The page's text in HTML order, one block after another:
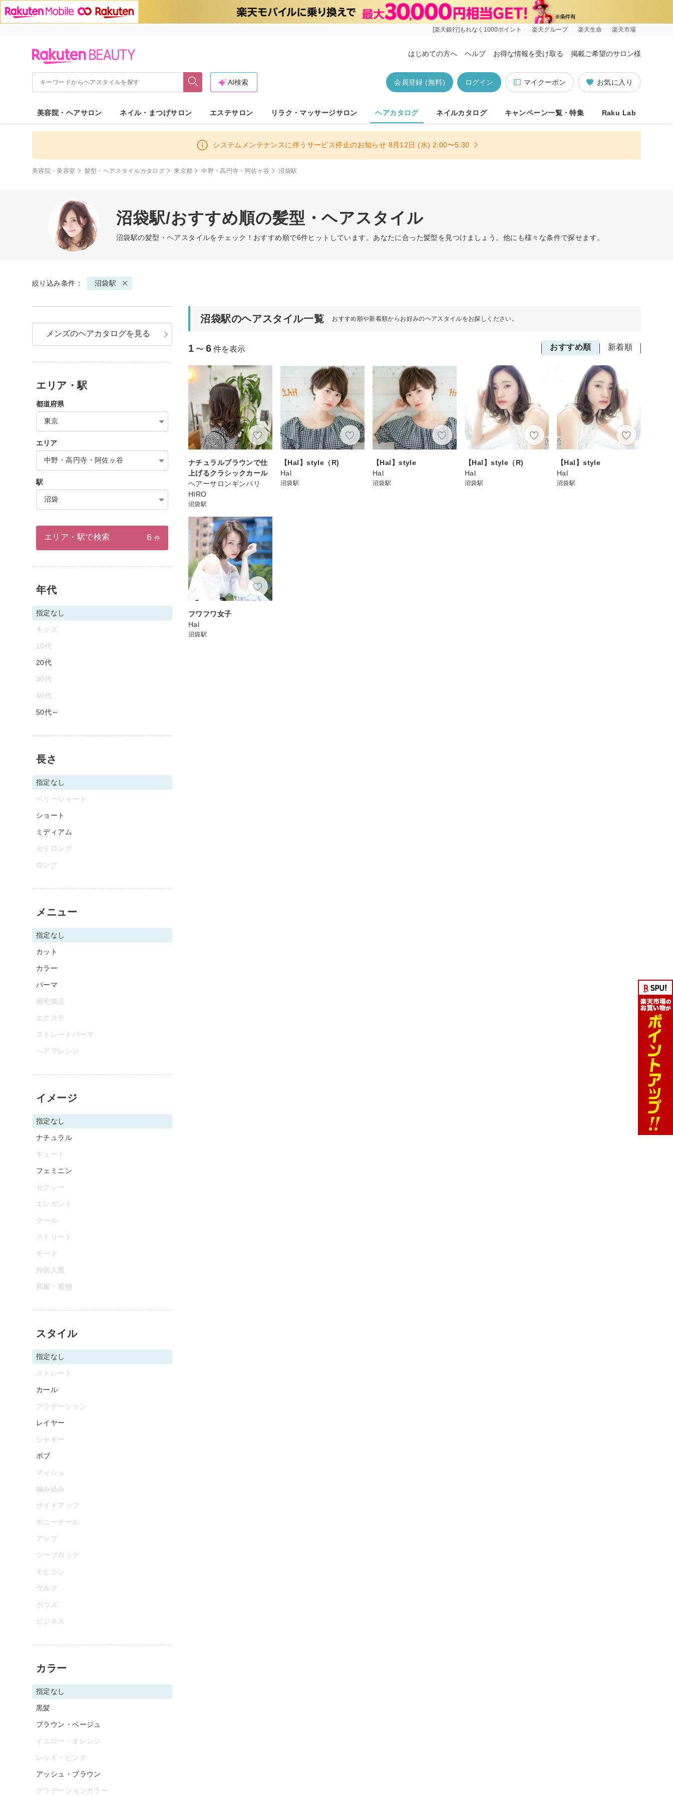
[楽天銀行]もれなく1000ポイント 楽天グループ 楽天生命 楽天市場
はじめての方へ ヘルプ お得な情報を受け取る 掲載ご希望のサロン様
お気に入り
マイクーポン
ログイン
会員登録 (無料)
AI検索
美容院・ヘアサロン ネイル・まつげサロン エステサロン リラク・マッサージサロン ヘアカタログ ネイルカタログ キャンペーン一覧・特集 Raku Lab
システムメンテナンスに伴うサービス停止のお知らせ 8月12日 (水) 2:00〜5:30
美容院・美容室 髪型・ヘアスタイルカタログ 東京都 中野・高円寺・阿佐ヶ谷 沼袋駅
沼袋駅/おすすめ順の髪型・ヘアスタイル
沼袋駅の髪型・ヘアスタイルをチェック！おすすめ順で6件ヒットしています。あなたに合った髪型を見つけましょう。他にも様々な条件で探せます。
絞り込み条件： 沼袋駅
沼袋駅のヘアスタイル一覧 おすすめ順や新着順からお好みのヘアスタイルをお探しください。
おすすめ順 新着順
1 〜 6 件を表示
ナチュラルブラウンで仕
上げるクラシックカール
ヘアーサロンギンパリ
HIRO
沼袋駅
【Hal】style（R)
Hal
沼袋駅
【Hal】style
Hal
沼袋駅
【Hal】style（R)
Hal
沼袋駅
【Hal】style
Hal
沼袋駅
フワフワ女子
Hal
沼袋駅
メンズのヘアカタログを見る
エリア・駅
都道府県
東京
エリア
中野・高円寺・阿佐ヶ谷
駅
沼袋
エリア・駅で検索 6 件
年代
指定なし
キッズ
10代
20代
30代
40代
50代～
長さ
指定なし
ベリーショート
ショート
ミディアム
セミロング
ロング
メニュー
指定なし
カット
カラー
パーマ
縮毛矯正
エクステ
ストレートパーマ
ヘアアレンジ
イメージ
指定なし
ナチュラル
キュート
フェミニン
セクシー
エレガント
クール
ストリート
モード
外国人風
和服・着物
スタイル
指定なし
ストレート
カール
グラデーション
レイヤー
シャギー
ボブ
マッシュ
編み込み
サイドアップ
ポニーテール
アップ
ツーブロック
モヒカン
ウルフ
ボウズ
ビジネス
カラー
指定なし
黒髪
ブラウン・ベージュ
イエロー・オレンジ
レッド・ピンク
アッシュ・ブラウン
グラデーションカラー